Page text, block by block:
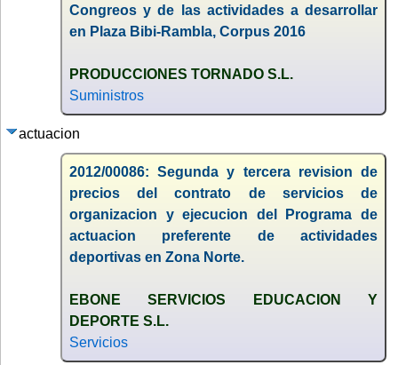
Congreos y de las actividades a desarrollar
en Plaza Bibi-Rambla, Corpus 2016
PRODUCCIONES TORNADO S.L.
Suministros
actuacion
2012/00086: Segunda y tercera revision de
precios del contrato de servicios de
organizacion y ejecucion del Programa de
actuacion preferente de actividades
deportivas en Zona Norte.
EBONE SERVICIOS EDUCACION Y
DEPORTE S.L.
Servicios